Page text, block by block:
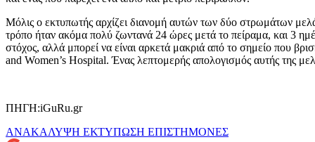
Μόλις ο εκτυπωτής αρχίζει διανομή αυτών των δύο στρωμάτων
τρόπο ήταν ακόμα πολύ ζωντανά 24 ώρες μετά το πείραμα, και 3
στόχος, αλλά μπορεί να είναι αρκετά μακριά από το σημείο που
and Women’s Hospital. Ένας λεπτομερής απολογισμός αυτής της
ΠΗΓΗ:iGuRu.gr
ΑΝΑΚΑΛΥΨΗ ΕΚΤΥΠΩΣΗ ΕΠΙΣΤΗΜΟΝΕΣ